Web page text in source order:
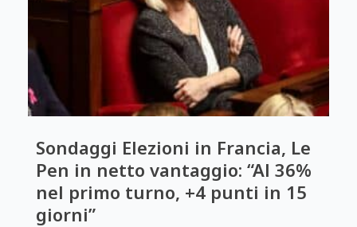
Sondaggi Elezioni in Francia, Le
Pen in netto vantaggio: “Al 36%
nel primo turno, +4 punti in 15
giorni”